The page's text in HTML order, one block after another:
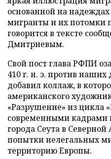
основанной на
мигранты и их потомки
говорится в тексте
Дмитриевым.
Свой пост глава РФПИ
410 г. н. э. против
добавил коллаж, в
американского
«Разрушение» из цикла
современными кадрами
города Сеута в
попытки нелегальных
территорию Европы.